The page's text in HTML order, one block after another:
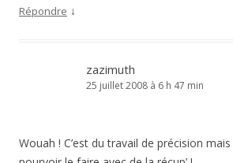
Répondre ↓
zazimuth
25 juillet 2008 à 6 h 47 min
Wouah ! C’est du travail de précision mais